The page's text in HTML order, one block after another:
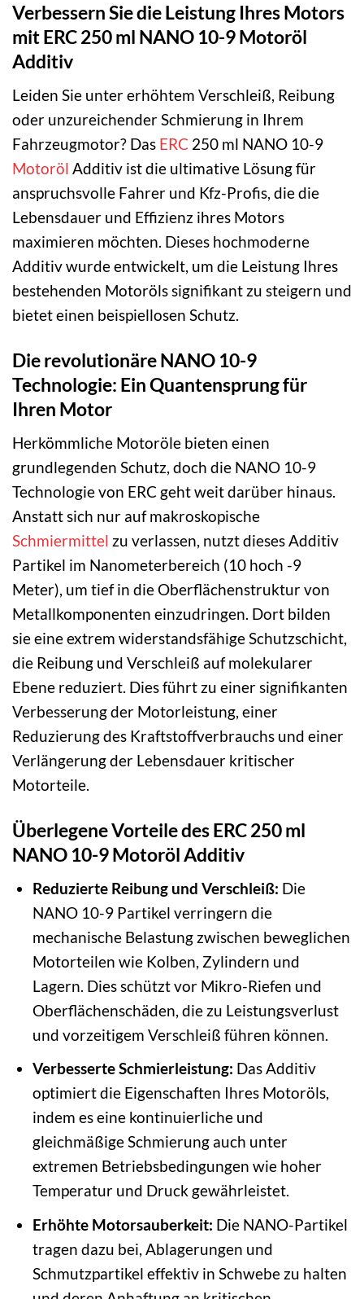
Verbessern Sie die Leistung Ihres Motors
mit ERC 250 ml NANO 10-9 Motoröl
Additiv
Leiden Sie unter erhöhtem Verschleiß, Reibung
oder unzureichender Schmierung in Ihrem
Fahrzeugmotor? Das ERC 250 ml NANO 10-9
Motoröl Additiv ist die ultimative Lösung für
anspruchsvolle Fahrer und Kfz-Profis, die die
Lebensdauer und Effizienz ihres Motors
maximieren möchten. Dieses hochmoderne
Additiv wurde entwickelt, um die Leistung Ihres
bestehenden Motoröls signifikant zu steigern und
bietet einen beispiellosen Schutz.
Die revolutionäre NANO 10-9
Technologie: Ein Quantensprung für
Ihren Motor
Herkömmliche Motoröle bieten einen
grundlegenden Schutz, doch die NANO 10-9
Technologie von ERC geht weit darüber hinaus.
Anstatt sich nur auf makroskopische
Schmiermittel zu verlassen, nutzt dieses Additiv
Partikel im Nanometerbereich (10 hoch -9
Meter), um tief in die Oberflächenstruktur von
Metallkomponenten einzudringen. Dort bilden
sie eine extrem widerstandsfähige Schutzschicht,
die Reibung und Verschleiß auf molekularer
Ebene reduziert. Dies führt zu einer signifikanten
Verbesserung der Motorleistung, einer
Reduzierung des Kraftstoffverbrauchs und einer
Verlängerung der Lebensdauer kritischer
Motorteile.
Überlegene Vorteile des ERC 250 ml
NANO 10-9 Motoröl Additiv
Reduzierte Reibung und Verschleiß: Die
NANO 10-9 Partikel verringern die
mechanische Belastung zwischen beweglichen
Motorteilen wie Kolben, Zylindern und
Lagern. Dies schützt vor Mikro-Riefen und
Oberflächenschäden, die zu Leistungsverlust
und vorzeitigem Verschleiß führen können.
Verbesserte Schmierleistung: Das Additiv
optimiert die Eigenschaften Ihres Motoröls,
indem es eine kontinuierliche und
gleichmäßige Schmierung auch unter
extremen Betriebsbedingungen wie hoher
Temperatur und Druck gewährleistet.
Erhöhte Motorsauberkeit: Die NANO-Partikel
tragen dazu bei, Ablagerungen und
Schmutzpartikel effektiv in Schwebe zu halten